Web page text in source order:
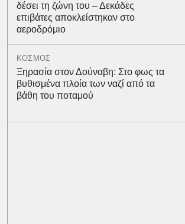
δέσει τη ζώνη του – Δεκάδες
επιβάτες αποκλείστηκαν στο
αεροδρόμιο
ΚΟΣΜΟΣ
Ξηρασία στον Δούναβη: Στο φως τα
βυθισμένα πλοία των ναζί από τα
βάθη του ποταμού